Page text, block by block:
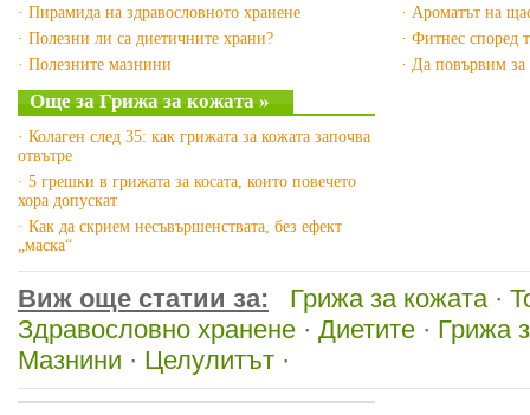
· Пирамида на здравословното хранене
· Полезни ли са диетичните храни?
· Полезните мазнини
· Ароматът на
· Фитнес според
· Да повървим за
Още за Грижа за кожата »
· Колаген след 35: как грижата за кожата започва
отвътре
· 5 грешки в грижата за косата, които повечето
хора допускат
· Как да скрием несъвършенствата, без ефект
„маска“
Виж още статии за: Грижа за кожата·
Здравословно хранене · Диетите · Грижа
Мазнини · Целулитът ·